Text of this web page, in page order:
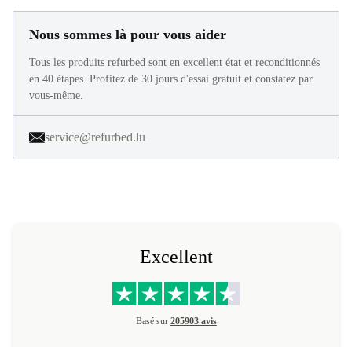
Nous sommes là pour vous aider
Tous les produits refurbed sont en excellent état et reconditionnés
en 40 étapes. Profitez de 30 jours d'essai gratuit et constatez par
vous-même.
service@refurbed.lu
Excellent
Basé sur 205903 avis